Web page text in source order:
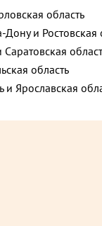
область,
Советская
Берёзовая
Советский
область
Дону и Ростовская
Саратовская
область
и Ярославская